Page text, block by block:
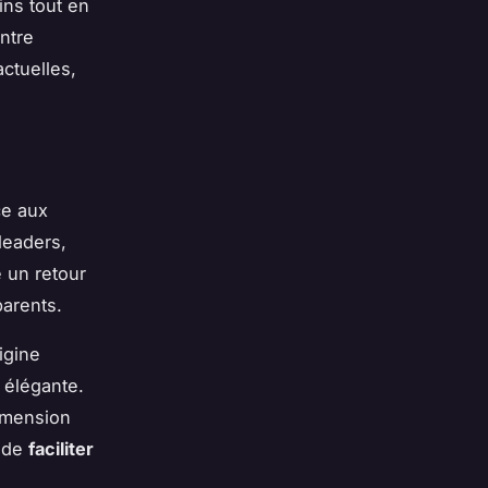
tout en
aux
un retour
faciliter